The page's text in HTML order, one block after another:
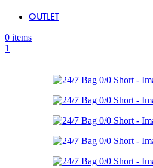
OUTLET
0 items
1